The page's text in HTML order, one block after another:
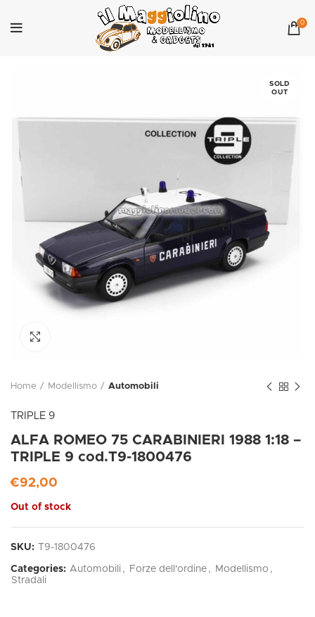
0
SOLD
OUT
Home Modellismo Automobili
TRIPLE 9
ALFA ROMEO 75 CARABINIERI 1988 1:18 –
TRIPLE 9 cod.T9-1800476
€92,00
Out of stock
SKU: T9-1800476
Categories: Automobili , Forze dell'ordine , Modellismo ,
Stradali